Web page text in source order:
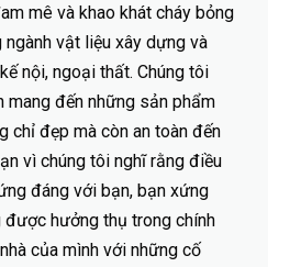
mê và khao khát cháy bỏng
ngành vật liệu xây dựng và
nội, ngoại thất. Chúng tôi
mang đến những sản phẩm
chỉ đẹp mà còn an toàn đến
vì chúng tôi nghĩ rằng điều
đáng với bạn, bạn xứng
được hưởng thụ trong chính
của mình với những cố